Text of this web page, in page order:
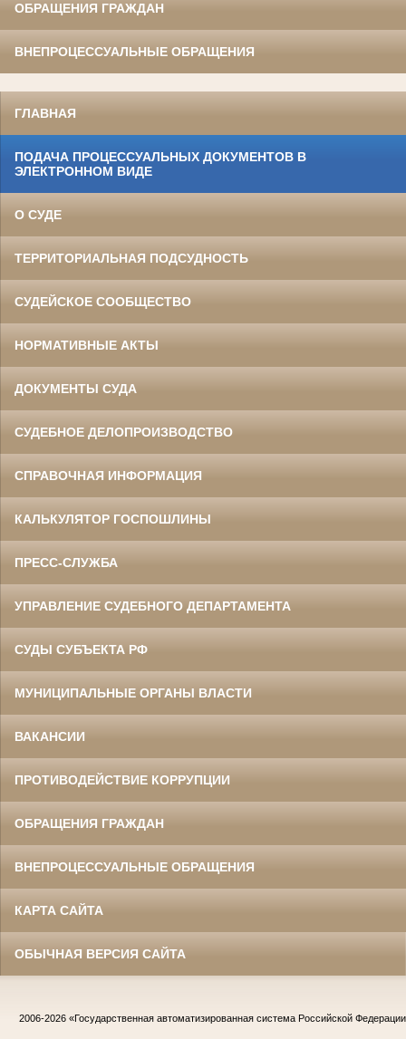
ОБРАЩЕНИЯ ГРАЖДАН
ВНЕПРОЦЕССУАЛЬНЫЕ ОБРАЩЕНИЯ
ГЛАВНАЯ
ПОДАЧА ПРОЦЕССУАЛЬНЫХ ДОКУМЕНТОВ В
ЭЛЕКТРОННОМ ВИДЕ
О СУДЕ
ТЕРРИТОРИАЛЬНАЯ ПОДСУДНОСТЬ
СУДЕЙСКОЕ СООБЩЕСТВО
НОРМАТИВНЫЕ АКТЫ
ДОКУМЕНТЫ СУДА
СУДЕБНОЕ ДЕЛОПРОИЗВОДСТВО
СПРАВОЧНАЯ ИНФОРМАЦИЯ
КАЛЬКУЛЯТОР ГОСПОШЛИНЫ
ПРЕСС-СЛУЖБА
УПРАВЛЕНИЕ СУДЕБНОГО ДЕПАРТАМЕНТА
СУДЫ СУБЪЕКТА РФ
МУНИЦИПАЛЬНЫЕ ОРГАНЫ ВЛАСТИ
ВАКАНСИИ
ПРОТИВОДЕЙСТВИЕ КОРРУПЦИИ
ОБРАЩЕНИЯ ГРАЖДАН
ВНЕПРОЦЕССУАЛЬНЫЕ ОБРАЩЕНИЯ
КАРТА САЙТА
ОБЫЧНАЯ ВЕРСИЯ САЙТА
2006-2026 «Государственная автоматизированная система Российской